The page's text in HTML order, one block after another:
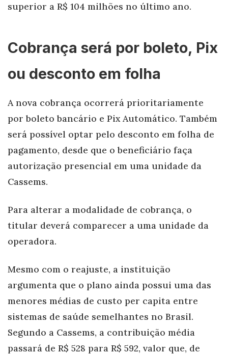
superior a R$ 104 milhões no último ano.
Cobrança será por boleto, Pix
ou desconto em folha
A nova cobrança ocorrerá prioritariamente
por boleto bancário e Pix Automático. Também
será possível optar pelo desconto em folha de
pagamento, desde que o beneficiário faça
autorização presencial em uma unidade da
Cassems.
Para alterar a modalidade de cobrança, o
titular deverá comparecer a uma unidade da
operadora.
Mesmo com o reajuste, a instituição
argumenta que o plano ainda possui uma das
menores médias de custo per capita entre
sistemas de saúde semelhantes no Brasil.
Segundo a Cassems, a contribuição média
passará de R$ 528 para R$ 592, valor que, de